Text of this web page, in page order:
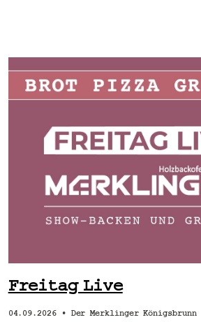
Freitag Live
04.09.2026 • Der Merklinger Königsbrunn